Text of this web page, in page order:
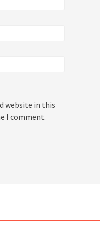
website in this
I comment.